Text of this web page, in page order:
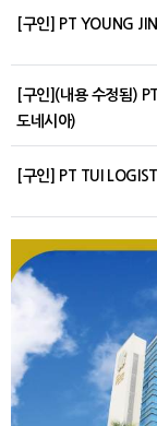
[구인] PT YOUNG
[구인](내용 수정됨)
도네시아)
[구인] PT TUI